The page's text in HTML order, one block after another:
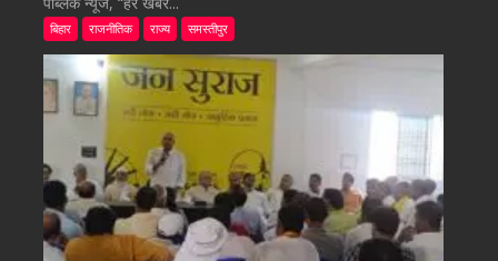
बिहार राजनीतिक राज्य समस्तीपुर